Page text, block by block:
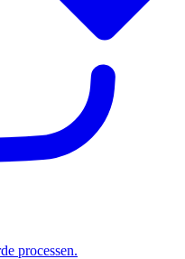
processen.